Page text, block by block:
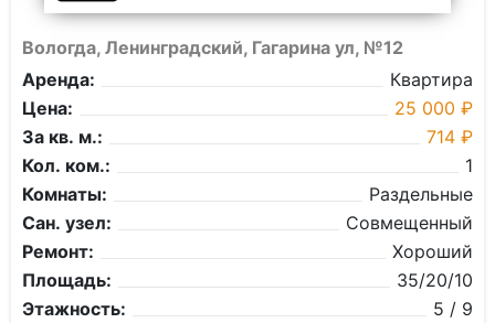
Вологда, Ленинградский, Гагарина ул, №12
Аренда:
Квартира
Цена:
25 000 ₽
За кв. м.:
714 ₽
Кол. ком.:
1
Комнаты:
Раздельные
Сан. узел:
Совмещенный
Ремонт:
Хороший
Площадь:
35/20/10
Этажность:
5 / 9